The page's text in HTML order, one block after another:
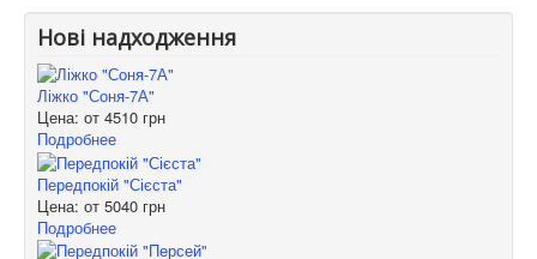
Нові надходження
Ліжко "Соня-7А"
Цена: от 4510 грн
Подробнее
Передпокій "Сієста"
Цена: от 5040 грн
Подробнее